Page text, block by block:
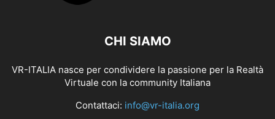
CHI SIAMO
VR-ITALIA nasce per condividere la passione per la Realtà
Virtuale con la community Italiana
Contattaci: info@vr-italia.org